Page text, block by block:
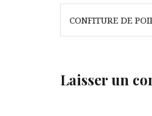
Navigation
deCONFITURE DE
Laisser un